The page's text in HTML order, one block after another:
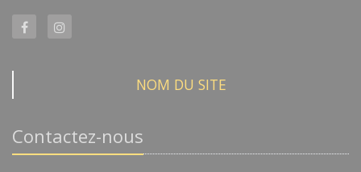
NOM DU SITE
Contactez-nous